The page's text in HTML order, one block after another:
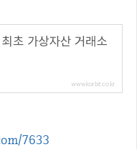
초 가상자산 거래소
www.korbit.co.kr
7633